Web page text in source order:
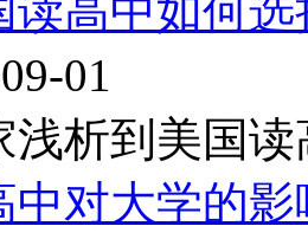
读高中如何选
01
浅析到美国
中对大学的影